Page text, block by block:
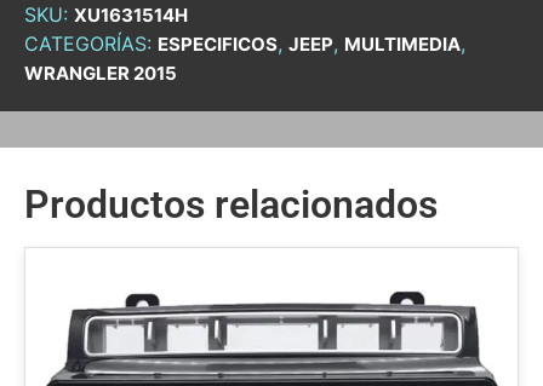
SKU: XU1631514H
CATEGORÍAS: ESPECIFICOS, JEEP, MULTIMEDIA,
WRANGLER 2015
Productos relacionados